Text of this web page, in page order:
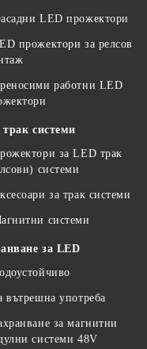
LED прожектори
прожектори за релсов
работни LED
системи
за LED трак
системи
за трак системи
системи
за LED
вътрешна употреба
за магнитни
системи 48V